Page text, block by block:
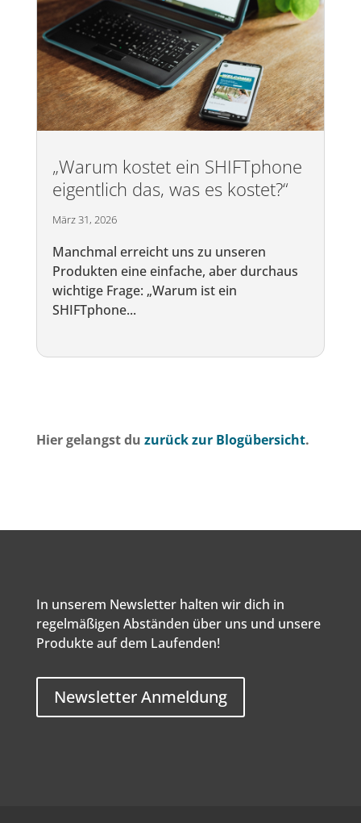
„Warum kostet ein SHIFTphone
eigentlich das, was es kostet?“
März 31, 2026
Manchmal erreicht uns zu unseren
Produkten eine einfache, aber durchaus
wichtige Frage: „Warum ist ein
SHIFTphone...
Hier gelangst du zurück zur Blogübersicht.
In unserem Newsletter halten wir dich in
regelmäßigen Abständen über uns und unsere
Produkte auf dem Laufenden!
Newsletter Anmeldung